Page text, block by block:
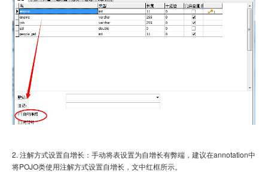
2. 注解方式设置自增长：手动将表设置为自增长有弊端，建议在annotation中
将POJO类使用注解方式设置自增长，文中红框所示。